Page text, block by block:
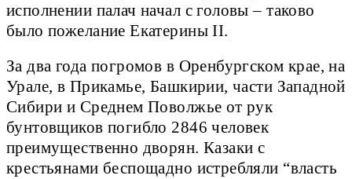
исполнении палач начал с головы – таково
было пожелание Екатерины II.
За два года погромов в Оренбургском крае, на
Урале, в Прикамье, Башкирии, части Западной
Сибири и Среднем Поволжье от рук
бунтовщиков погибло 2846 человек
преимущественно дворян. Казаки с
крестьянами беспощадно истребляли “власть